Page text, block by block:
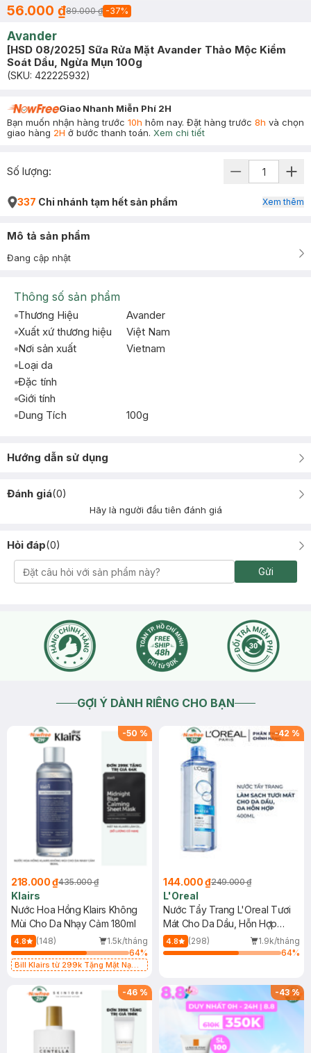
56.000 ₫89.000 ₫ -37%
Avander
[HSD 08/2025] Sữa Rửa Mặt Avander Thảo Mộc Kiểm
Soát Dầu, Ngừa Mụn 100g
(SKU: 422225932)
Giao Nhanh Miễn Phí 2H
Bạn muốn nhận hàng trước 10h hôm nay. Đặt hàng trước 8h và chọn
giao hàng 2H ở bước thanh toán. Xem chi tiết
Số lượng:
337 Chi nhánh tạm hết sản phẩm Xem thêm
Mô tả sản phẩm
Đang cập nhật
Thông số sản phẩm
Thương Hiệu
Avander
Xuất xứ thương hiệu
Việt Nam
Nơi sản xuất
Vietnam
Loại da
Đặc tính
Giới tính
Dung Tích
100g
Hướng dẫn sử dụng
Đánh giá(0)
Hãy là người đầu tiên đánh giá
Hỏi đáp(0)
Gửi
GỢI Ý DÀNH RIÊNG CHO BẠN
-50 %
218.000 ₫435.000 ₫
Klairs
Nước Hoa Hồng Klairs Không
Mùi Cho Da Nhạy Cảm 180ml
4.8 (148)
1.5k/tháng
64%
Bill Klairs từ 299k Tặng Mặt Nạ
25ml (SL Có Hạn)
-42 %
144.000 ₫249.000 ₫
L'Oreal
Nước Tẩy Trang L'Oreal Tươi
Mát Cho Da Dầu, Hỗn Hợp
400ml
4.8 (298)
1.9k/tháng
64%
-46 % -43%